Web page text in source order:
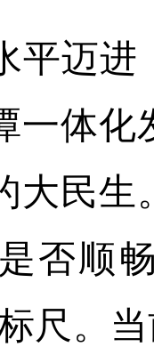
平迈
一体
大民
否顺
尺。